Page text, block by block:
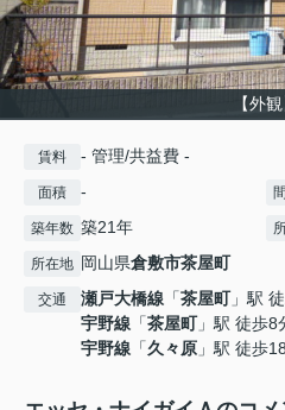
【外観
賃料 - 管理/共益費 -
面積 -
築年数 築21年
所在地 岡山県倉敷市茶屋町
交通 瀬戸大橋線 「茶屋町」駅
宇野線 「茶屋町」駅 徒歩8
宇野線 「久々原 」駅 徒歩